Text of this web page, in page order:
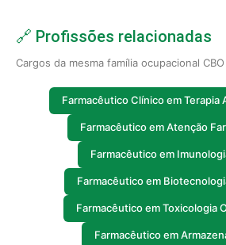
🔗 Profissões relacionadas
Cargos da mesma família ocupacional CBO
Farmacêutico Clínico em Terapia
Farmacêutico em Atenção
Farmacêutico em
Farmacêutico em
Farmacêutico em Toxicologia
Farmacêutico em